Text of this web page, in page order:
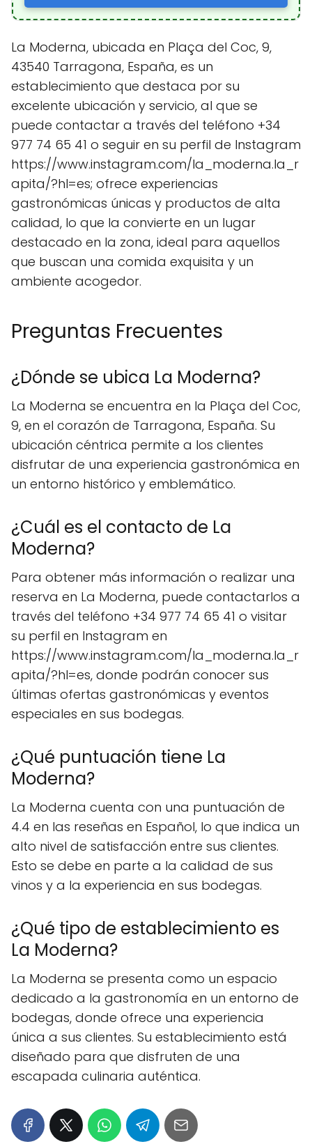
La Moderna, ubicada en Plaça del Coc, 9,
43540 Tarragona, España, es un
establecimiento que destaca por su
excelente ubicación y servicio, al que se
puede contactar a través del teléfono +34
977 74 65 41 o seguir en su perfil de Instagram
https://www.instagram.com/la_moderna.la_r
apita/?hl=es; ofrece experiencias
gastronómicas únicas y productos de alta
calidad, lo que la convierte en un lugar
destacado en la zona, ideal para aquellos
que buscan una comida exquisita y un
ambiente acogedor.
Preguntas Frecuentes
¿Dónde se ubica La Moderna?
La Moderna se encuentra en la Plaça del Coc,
9, en el corazón de Tarragona, España. Su
ubicación céntrica permite a los clientes
disfrutar de una experiencia gastronómica en
un entorno histórico y emblemático.
¿Cuál es el contacto de La
Moderna?
Para obtener más información o realizar una
reserva en La Moderna, puede contactarlos a
través del teléfono +34 977 74 65 41 o visitar
su perfil en Instagram en
https://www.instagram.com/la_moderna.la_r
apita/?hl=es, donde podrán conocer sus
últimas ofertas gastronómicas y eventos
especiales en sus bodegas.
¿Qué puntuación tiene La
Moderna?
La Moderna cuenta con una puntuación de
4.4 en las reseñas en Español, lo que indica un
alto nivel de satisfacción entre sus clientes.
Esto se debe en parte a la calidad de sus
vinos y a la experiencia en sus bodegas.
¿Qué tipo de establecimiento es
La Moderna?
La Moderna se presenta como un espacio
dedicado a la gastronomía en un entorno de
bodegas, donde ofrece una experiencia
única a sus clientes. Su establecimiento está
diseñado para que disfruten de una
escapada culinaria auténtica.